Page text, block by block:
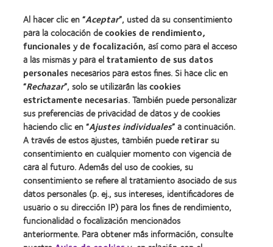
Usuario experimentado
Blog
Sobre nosotros
Carreras
Noticias
Contacto
Legal
Política de privacidad
Aviso Legal
Aviso de cookies
Al hacer clic en “Aceptar”, usted da su consentimiento
para la colocación decookies de rendimiento,
funcionalesyde focalización, así como para el acceso
a las mismas y para eltratamiento de sus datos
personales necesarios para estos fines. Si hace clic en
“Rechazar”, solo se utilizarán lascookies
estrictamente necesarias. También puede personalizar
sus preferencias de privacidad de datos y de cookies
haciendo clic en “Ajustes individuales” a continuación.
A través de estos ajustes, también puederetirarsu
consentimiento en cualquier momento con vigencia de
cara al futuro. Además del uso de cookies, su
consentimiento se refiere al tratamiento asociado de sus
datos personales (p. ej., sus intereses, identificadores de
usuario o su dirección IP) para los fines de rendimiento,
funcionalidad o focalización mencionados
anteriormente. Para obtener más información, consulte